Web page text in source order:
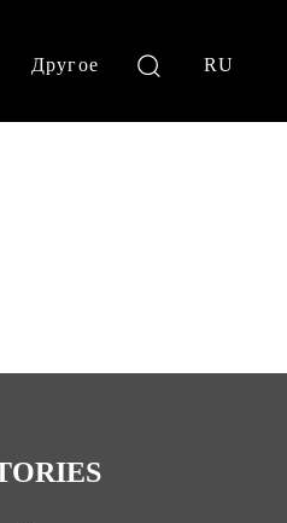
Другое RU